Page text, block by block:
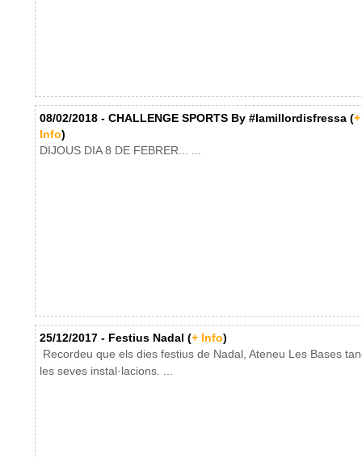
08/02/2018 - CHALLENGE SPORTS By #lamillordisfressa (+
Info)
DIJOUS DIA 8 DE FEBRER... ...
25/12/2017 - Festius Nadal (+ Info)
Recordeu que els dies festius de Nadal, Ateneu Les Bases
les seves instal·lacions. ...